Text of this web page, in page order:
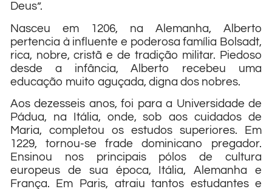
Deus”.
Nasceu em 1206, na Alemanha, Alberto
pertencia à influente e poderosa família Bolsadt,
rica, nobre, cristã e de tradição militar. Piedoso
desde a infância, Alberto recebeu uma
educação muito aguçada, digna dos nobres.
Aos dezesseis anos, foi para a Universidade de
Pádua, na Itália, onde, sob aos cuidados de
Maria, completou os estudos superiores. Em
1229, tornou-se frade dominicano pregador.
Ensinou nos principais pólos de cultura
europeus de sua época, Itália, Alemanha e
França. Em Paris, atraiu tantos estudantes e